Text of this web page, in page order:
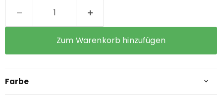
Zum Warenkorb hinzufügen
Farbe